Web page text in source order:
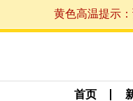
黄色高温提示
首页